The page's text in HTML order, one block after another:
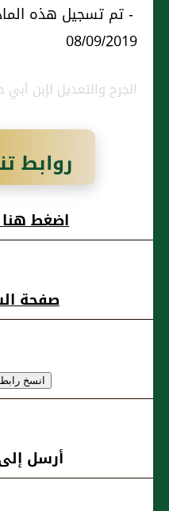
- تم تسجيل هذه
08/09/2019
الجرح والتعديل لإبن أبي
روابط
سَعيد
حرة،
اضغط هنا
صفحة
أرسل